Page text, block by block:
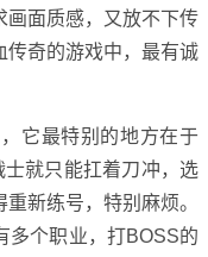
画面质感，又放不下传
传奇的游戏中，最有诚
它最特别的地方在于
士就只能扛着刀冲，选
新练号，特别麻烦。
多个职业，打BOSS的